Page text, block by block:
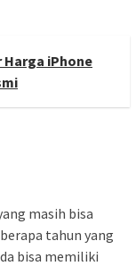
Harga iPhone
masih bisa
tahun yang
bisa memiliki